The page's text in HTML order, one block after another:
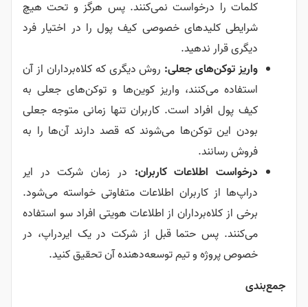
کلمات را درخواست نمی‌کنند. پس هرگز و تحت هیچ
شرایطی کلیدهای خصوصی کیف پول را در اختیار فرد
دیگری قرار ندهید.
واریز توکن‌های جعلی: روش دیگری که کلاه‌برداران از آن
استفاده می‌کنند، واریز کوین‌ها و توکن‌های جعلی به
کیف پول افراد است. کاربران تنها زمانی متوجه جعلی
بودن این توکن‌ها می‌شوند که قصد دارند آن‌ها را به
فروش رسانند.
درخواست اطلاعات کاربران: در زمان شرکت در ایر
دراپ‌ها از کاربران اطلاعات متفاوتی خواسته می‌شود.
برخی از کلاه‌برداران از اطلاعات هویتی افراد سو استفاده
می‌کنند. پس حتما قبل از شرکت در یک ایردراپ، در
خصوص پروژه و تیم توسعه‌دهنده آن تحقیق کنید.
جمع‌بندی